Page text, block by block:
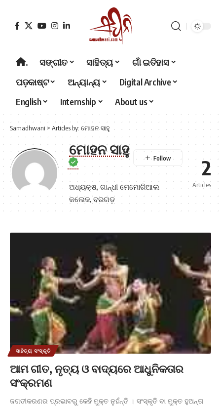
. ସଙ୍ଗୀତ ସାହିତ୍ୟ
ଗାଁ ଇତିହାସ
ପଡ଼କାଷ୍ଟ
ଅନ୍ୟାନ୍ୟ
Digital Archive
English
Internship About us
Samadhwani > Articles by: ମୋହନ ସାହୁ
ମୋହନ ସାହୁ
ଅଧ୍ୟକ୍ଷ, ଗାନ୍ଧୀ ମେମୋରିଆଲ
କଲେଜ, ବରଗଡ଼
2
Articles
ସାହିତ୍ୟ ସଂସ୍କୃତି
ଆମ ଗୀତ, ନୃତ୍ୟ ଓ ବାଦ୍ୟରେ ଆଧୁନିକତାର
ସଂକ୍ରମଣ
ଜଗତୀକରଣର ପ୍ରଭାବରୁ କେହି ମୁକ୍ତ ନୁହଁନ୍ତି । ସଂସ୍କୃତି ବା ମୁକ୍ତ ହୁଅନ୍ତା